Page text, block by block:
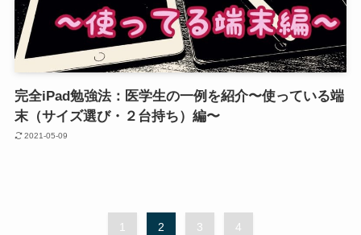
完全iPad勉強法：医学生の一例を紹介〜使っている端
末（サイズ選び・２台持ち）編〜
2021-05-09
1 2 3 4